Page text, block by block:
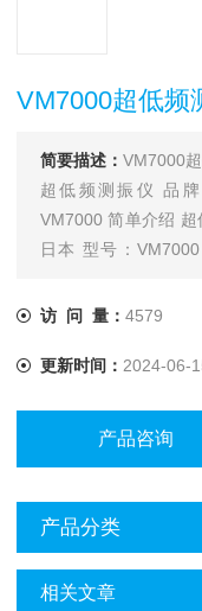
VM7000超低频
简要描述： VM7000
超低频测振仪 品
VM7000 简单介绍 超
日本 型号：
访 问 量： 4579
更新时间： 2024-06-
产品咨询
产品分类
相关文章